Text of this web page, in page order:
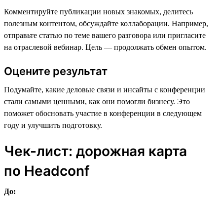
Комментируйте публикации новых знакомых, делитесь
полезным контентом, обсуждайте коллаборации. Например,
отправьте статью по теме вашего разговора или пригласите
на отраслевой вебинар. Цель — продолжать обмен опытом.
Оцените результат
Подумайте, какие деловые связи и инсайты с конференции
стали самыми ценными, как они помогли бизнесу. Это
поможет обосновать участие в конференции в следующем
году и улучшить подготовку.
Чек-лист: дорожная карта
по Headсonf
До: